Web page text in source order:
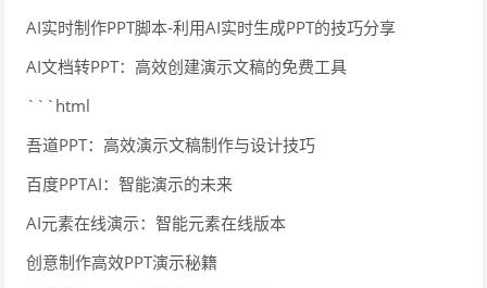
AI实时制作PPT脚本-利用AI实时生成PPT的技巧分享
AI文档转PPT：高效创建演示文稿的免费工具
```html
吾道PPT：高效演示文稿制作与设计技巧
百度PPTAI：智能演示的未来
AI元素在线演示：智能元素在线版本
创意制作高效PPT演示秘籍